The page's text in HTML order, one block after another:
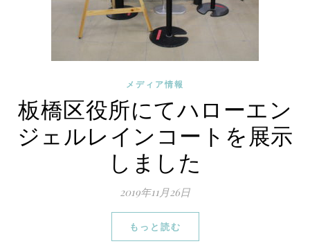
メディア情報
板橋区役所にてハローエン
ジェルレインコートを展示
しました
2019年11月26日
もっと読む